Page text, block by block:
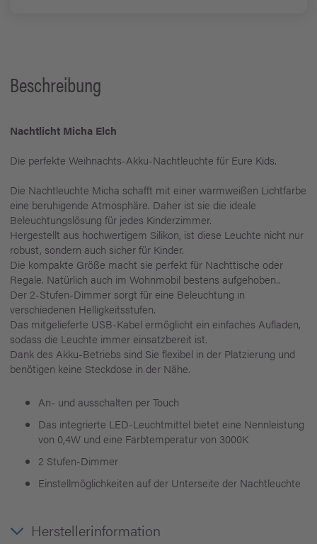
Beschreibung
Nachtlicht Micha Elch
Die perfekte Weihnachts-Akku-Nachtleuchte für Eure Kids.
Die Nachtleuchte Micha schafft mit einer warmweißen Lichtfarbe
eine beruhigende Atmosphäre. Daher ist sie die ideale
Beleuchtungslösung für jedes Kinderzimmer.
Hergestellt aus hochwertigem Silikon, ist diese Leuchte nicht nur
robust, sondern auch sicher für Kinder.
Die kompakte Größe macht sie perfekt für Nachttische oder
Regale. Natürlich auch im Wohnmobil bestens aufgehoben..
Der 2-Stufen-Dimmer sorgt für eine Beleuchtung in
verschiedenen Helligkeitsstufen.
Das mitgelieferte USB-Kabel ermöglicht ein einfaches Aufladen,
sodass die Leuchte immer einsatzbereit ist.
Dank des Akku-Betriebs sind Sie flexibel in der Platzierung und
benötigen keine Steckdose in der Nähe.
An- und ausschalten per Touch
Das integrierte LED-Leuchtmittel bietet eine Nennleistung
von 0,4W und eine Farbtemperatur von 3000K
2 Stufen-Dimmer
Einstellmöglichkeiten auf der Unterseite der Nachtleuchte
Herstellerinformation